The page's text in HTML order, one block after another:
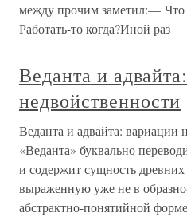
между прочим заметил:— Что
Работать-то когда?Иной раз
Веданта и
недвойственности
Веданта и адвайта: вариации
«Веданта» буквально
и содержит сущность древних
выраженную уже не в
абстрактно-понятийной